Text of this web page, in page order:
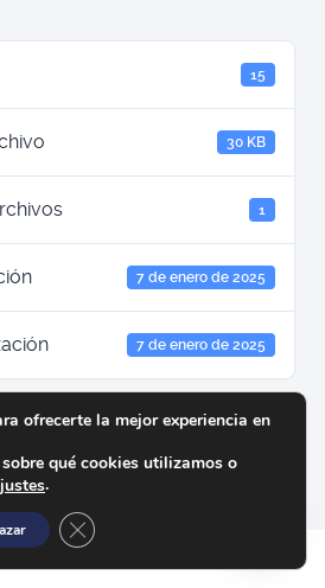
15
30 KB
1
7 de enero de 2025
7 de enero de 2025
ofrecerte la mejor experiencia en
qué cookies utilizamos o
.
Cerrar el banner de cookies